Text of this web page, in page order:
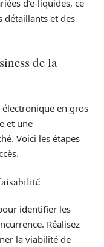
d’e-liquides, ce
détaillants et des
de la
en gros
et une
Voici les étapes
identifier les
Réalisez
la viabilité de